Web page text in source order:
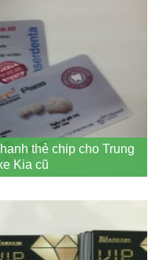
thẻ chip cho Trung
Kia cũ